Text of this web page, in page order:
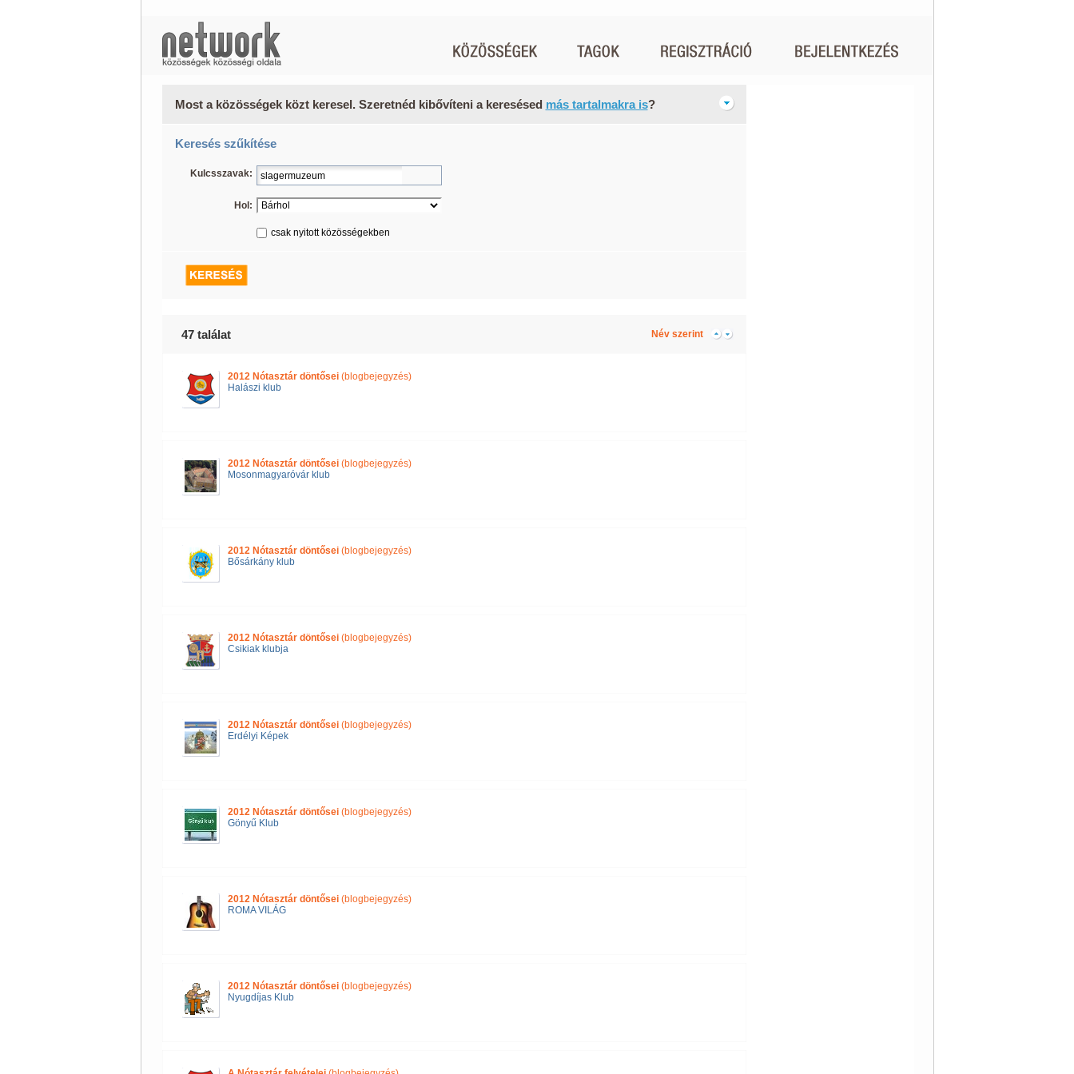
Most a közösségek közt keresel. Szeretnéd kibővíteni a keresésed más tartalmakra is?
Keresés szűkítése
Kulcsszavak:
Hol:
csak nyitott közösségekben
47 találat Név szerint
2012 Nótasztár döntősei(blogbejegyzés)
Halászi klub
2012 Nótasztár döntősei(blogbejegyzés)
Mosonmagyaróvár klub
2012 Nótasztár döntősei(blogbejegyzés)
Bősárkány klub
2012 Nótasztár döntősei(blogbejegyzés)
Csikiak klubja
2012 Nótasztár döntősei(blogbejegyzés)
Erdélyi Képek
2012 Nótasztár döntősei(blogbejegyzés)
Gönyű Klub
2012 Nótasztár döntősei(blogbejegyzés)
ROMA VILÁG
2012 Nótasztár döntősei(blogbejegyzés)
Nyugdíjas Klub